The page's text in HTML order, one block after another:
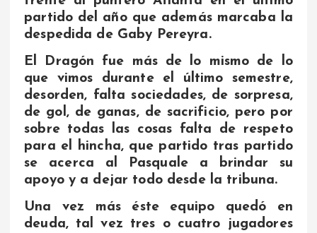
partido del año que además marcaba la
despedida de Gaby Pereyra.
El Dragón fue más de lo mismo de lo
que vimos durante el último semestre,
desorden, falta sociedades, de sorpresa,
de gol, de ganas, de sacrificio, pero por
sobre todas las cosas falta de respeto
para el hincha, que partido tras partido
se acerca al Pasquale a brindar su
apoyo y a dejar todo desde la tribuna.
Una vez más éste equipo quedó en
deuda, tal vez tres o cuatro jugadores